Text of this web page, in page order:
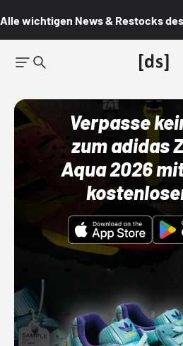
Alle wichtigen News & Restocks
Verpasse
zum adidas
Aqua 2026